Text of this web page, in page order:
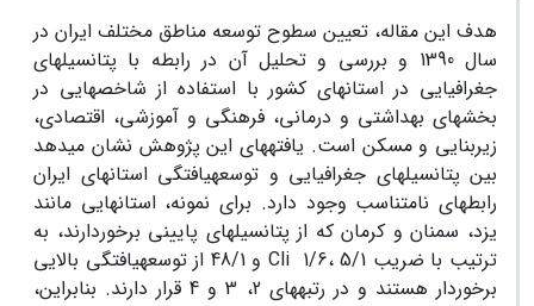
هدف این مقاله‏، تعیین سطوح توسعه مناطق مختلف ایران در
سال 1390 و بررسی و تحلیل آن در رابطه با پتانسیل‏های
جغرافیایی در استان‏های کشور با استفاده از شاخص‏هایی در
بخش‏های بهداشتی و درمانی، فرهنگی و آموزشی، اقتصادی،
زیربنایی و مسکن است. یافته‏های این پژوهش نشان می‏دهد
بین پتانسیل‏های جغرافیایی و توسعه‏یافتگی استان‏های ایران
رابطه‏‏ای نامتناسب وجود دارد. برای نمونه، استان‏هایی مانند
یزد، سمنان و کرمان که از پتانسیل‏های پایینی برخوردارند، به
ترتیب با ضریب Cli 1/6، 5/1 و 48/1 از توسعه‏یافتگی بالایی
برخوردار هستند و در رتبه‏های 2، 3 و 4 قرار دارند. بنابراین،